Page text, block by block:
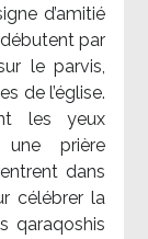
d’amitié
par
le parvis,
de l’église.
les yeux
une prière
dans
célébrer la
qaraqoshis